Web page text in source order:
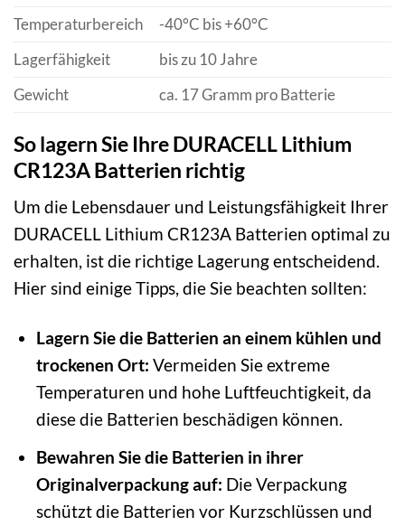
Temperaturbereich
-40°C bis +60°C
Lagerfähigkeit
bis zu 10 Jahre
Gewicht
ca. 17 Gramm pro Batterie
So lagern Sie Ihre DURACELL Lithium
CR123A Batterien richtig
Um die Lebensdauer und Leistungsfähigkeit Ihrer
DURACELL Lithium CR123A Batterien optimal zu
erhalten, ist die richtige Lagerung entscheidend.
Hier sind einige Tipps, die Sie beachten sollten:
Lagern Sie die Batterien an einem kühlen und
trockenen Ort: Vermeiden Sie extreme
Temperaturen und hohe Luftfeuchtigkeit, da
diese die Batterien beschädigen können.
Bewahren Sie die Batterien in ihrer
Originalverpackung auf: Die Verpackung
schützt die Batterien vor Kurzschlüssen und